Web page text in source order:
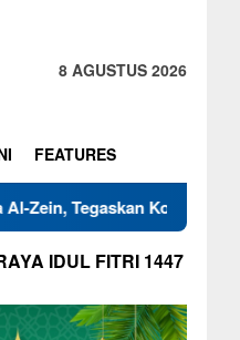
8 AGUSTUS 2026
FEATURES
Komitmen Jaga Mutu Makanan
IDUL FITRI 1447